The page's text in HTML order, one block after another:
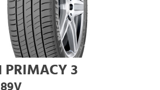
PRIMACY 3